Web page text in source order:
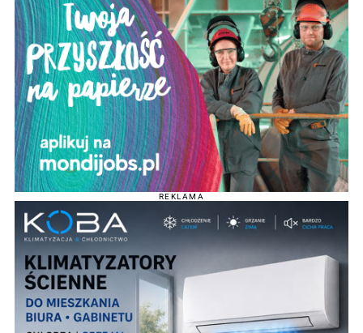
REKLAMA